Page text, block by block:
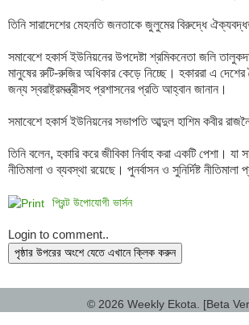
তিনি সারাদেশের মেহনতি জনতাকে জুলুমের বিরুদ্ধে
সমাবেশে হকার্স ইউনিয়নের উপদেষ্টা শ্রমিকনেতা জলি
মানুষের রুটি-রুজির অধিকার কেড়ে নিচ্ছে। হকাররা এ
জন্য স্বরাষ্ট্রমন্ত্রীসহ প্রশাসনের প্রতি আহ্বান জানান।
সমাবেশে হকার্স ইউনিয়নের সভাপতি আব্দুল হাশিম কবীর
তিনি বলেন, হকারি করে জীবিকা নির্বাহ করা একটি পেশা।
প্রিন্ট উপোযোগী ভার্সন
Login to comment..
পৃষ্ঠার উপরের অংশে যেতে এখানে ক্লিক করুন
© 2026 Weekly Ekota. [Beta